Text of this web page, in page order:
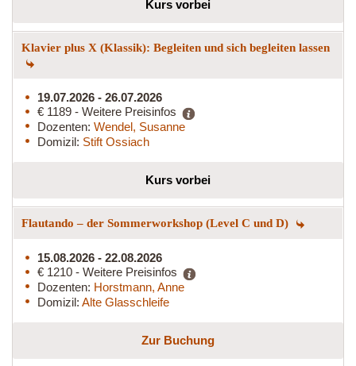
Kurs vorbei
Klavier plus X (Klassik): Begleiten und sich begleiten lassen
19.07.2026 - 26.07.2026
€ 1189 - Weitere Preisinfos
Dozenten: Wendel, Susanne
Domizil: Stift Ossiach
Kurs vorbei
Flautando – der Sommerworkshop (Level C und D)
15.08.2026 - 22.08.2026
€ 1210 - Weitere Preisinfos
Dozenten: Horstmann, Anne
Domizil: Alte Glasschleife
Zur Buchung